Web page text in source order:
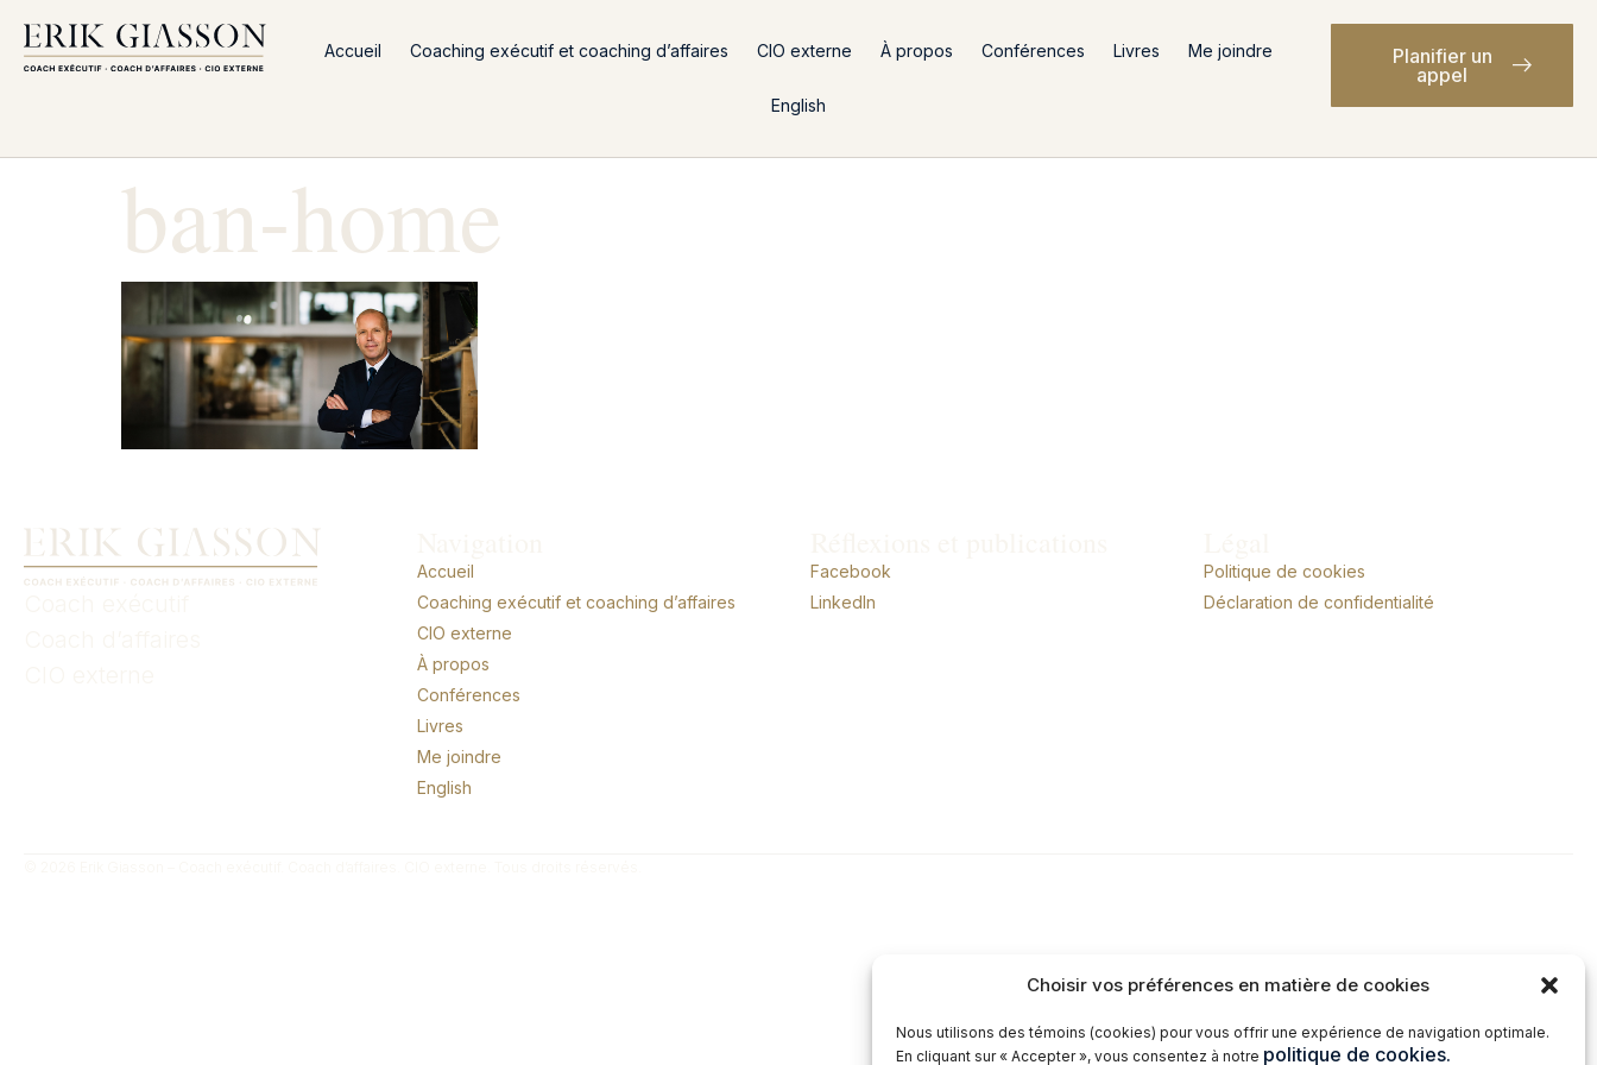
Choisir vos préférences en matière de cookies
Nous utilisons des témoins (cookies) pour vous offrir une expérience de navigation optimale.
En cliquant sur « Accepter », vous consentez à notre politique de cookies.
Accueil Coaching exécutif et coaching d’affaires CIO externe À propos Conférences Livres Me joindre
English
Planifier un
appel
ban-home
Accueil
Coaching exécutif et coaching d’affaires
CIO externe
À propos
Conférences
Livres
Me joindre
English
Facebook
LinkedIn
Politique de cookies
Déclaration de confidentialité